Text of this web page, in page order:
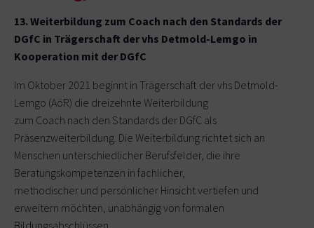
13. Weiterbildung zum Coach nach den Standards der
DGfC in Trägerschaft der vhs Detmold-Lemgo in
Kooperation mit der DGfC
Im Oktober 2021 beginnt in Trägerschaft der vhs Detmold-
Lemgo (AöR) die dreizehnte Weiterbildung
zum Coach nach den Standards der DGfC als
Präsenzweiterbildung. Die Weiterbildung richtet sich an
Menschen unterschiedlicher Berufsfelder, die ihre
Beratungskompetenzen in fachlicher,
methodischer und persönlicher Hinsicht vertiefen und
erweitern möchten, unabhängig von formalen
Bildungsabschlüssen.